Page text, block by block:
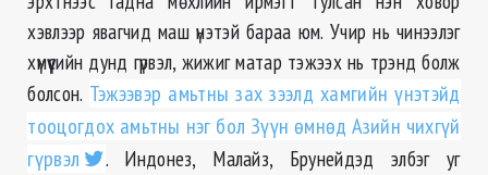
хэвлээр явагчид маш үнэтэй бараа юм. Учир нь чинээлэг
хүмүүсийн дунд гүрвэл, жижиг матар тэжээх нь трэнд болж
болсон. Тэжээвэр амьтны зах зээлд хамгийн үнэтэйд
тооцогдох амьтны нэг бол Зүүн өмнөд Азийн чихгүй
гүрвэл
. Индонез, Малайз, Брунейдэд элбэг уг